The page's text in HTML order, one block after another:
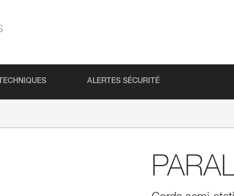
ALERTES SÉCURITÉ